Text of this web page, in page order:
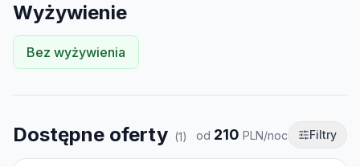
Wyżywienie
Bez wyżywienia
Dostępne oferty (1) od 210 PLN/noc Filtry